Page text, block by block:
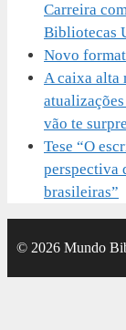
Carreira
Bibliotecas
Novo
A caixa alta
vão te
Tese “O
perspectiva
brasileiras”
© 2026 Mundo